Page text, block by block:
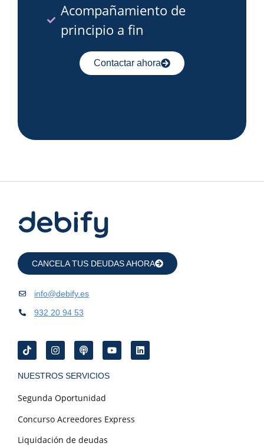
Acompañamiento de
principio a fin
Contactar ahora
CANCELA TUS DEUDAS AHORA
info@debify.es
932 20 94 53
NUESTROS SERVICIOS
Segunda Oportunidad
Concurso Acreedores Express
Liquidación de deudas